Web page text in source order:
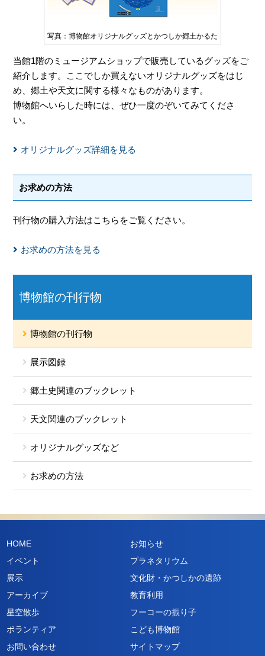
博物館の刊行物
博物館の刊行物
展示図録
郷土史関連のブックレット
天文関連のブックレット
オリジナルグッズなど
お求めの方法
写真：博物館オリジナルグッズとかつしか郷土かるた
当館1階のミュージアムショップで販売しているグッズをご
紹介します。ここでしか買えないオリジナルグッズをはじ
め、郷土や天文に関する様々なものがあります。
博物館へいらした時には、ぜひ一度のぞいてみてくださ
い。
オリジナルグッズ詳細を見る
お求めの方法
刊行物の購入方法はこちらをご覧ください。
お求めの方法を見る
HOME
お知らせ
イベント
プラネタリウム
展示
文化財・かつしかの遺跡
アーカイブ
教育利用
星空散歩
フーコーの振り子
ボランティア
こども博物館
お問い合わせ
サイトマップ